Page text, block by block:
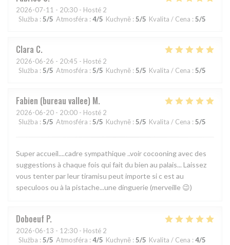
2026-07-11 - 20:30 - Hosté 2
Služba : 5/5 Atmosféra : 4/5 Kuchyně : 5/5 Kvalita / Cena : 5/5
Clara C
2026-06-26 - 20:45 - Hosté 2
Služba : 5/5 Atmosféra : 5/5 Kuchyně : 5/5 Kvalita / Cena : 5/5
Fabien (bureau vallee) M
2026-06-20 - 20:00 - Hosté 2
Služba : 5/5 Atmosféra : 5/5 Kuchyně : 5/5 Kvalita / Cena : 5/5
Super accueil....cadre sympathique ..voir cocooning avec des
suggestions à chaque fois qui fait du bien au palais... Laissez
vous tenter par leur tiramisu peut importe si c est au
speculoos ou à la pistache...une dinguerie (merveille 😉)
Doboeuf P
2026-06-13 - 12:30 - Hosté 2
Služba : 5/5 Atmosféra : 4/5 Kuchyně : 5/5 Kvalita / Cena : 4/5